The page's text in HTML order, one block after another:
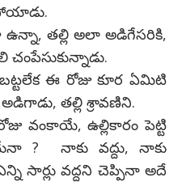
తల్లి అలా అడిగేసరికి,
చంపేసుకున్నాడు.
ఈ రోజు కూర ఏమిటి
తల్లి శ్రావణిని.
ఉల్లికారం పెట్టి
? నాకు వద్దు, నాకు
సార్లు వద్దని చెప్పినా అదే